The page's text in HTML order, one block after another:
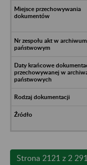
Strona 2121 z 2 291